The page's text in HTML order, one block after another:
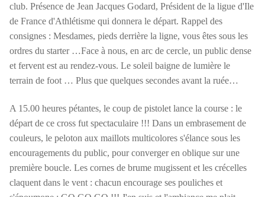
club. Présence de Jean Jacques Godard, Président de la ligue d'Ile
de France d'Athlétisme qui donnera le départ. Rappel des
consignes : Mesdames, pieds derrière la ligne, vous êtes sous les
ordres du starter …Face à nous, en arc de cercle, un public dense
et fervent est au rendez-vous. Le soleil baigne de lumière le
terrain de foot … Plus que quelques secondes avant la ruée…
A 15.00 heures pétantes, le coup de pistolet lance la course : le
départ de ce cross fut spectaculaire !!! Dans un embrasement de
couleurs, le peloton aux maillots multicolores s'élance sous les
encouragements du public, pour converger en oblique sur une
première boucle. Les cornes de brume mugissent et les crécelles
claquent dans le vent : chacun encourage ses pouliches et